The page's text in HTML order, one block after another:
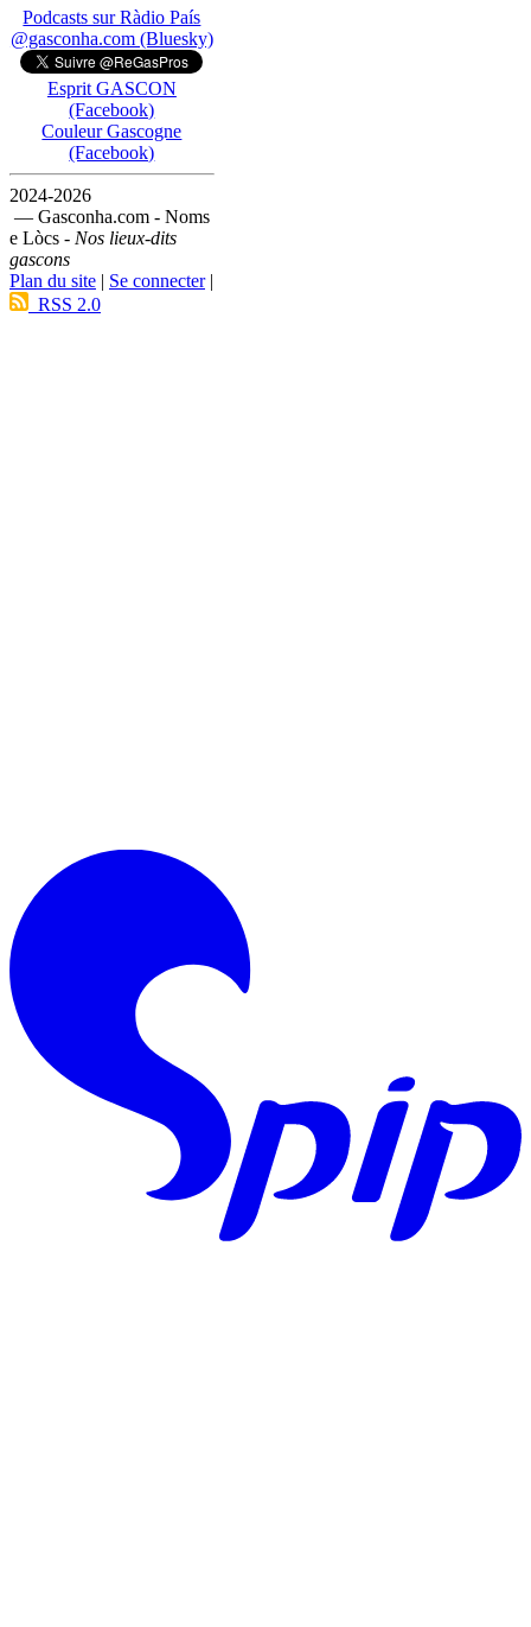
Podcasts sur Ràdio País
@gasconha.com (Bluesky)
Esprit GASCON
(Facebook)
Couleur Gascogne
(Facebook)
2024-2026
— Gasconha.com - Noms
e Lòcs - Nos lieux-dits
gascons
Plan du site | Se connecter|
RSS 2.0